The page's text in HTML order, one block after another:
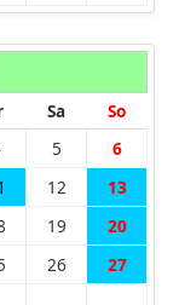
Sa So
5 6
12 13
19 20
26 27